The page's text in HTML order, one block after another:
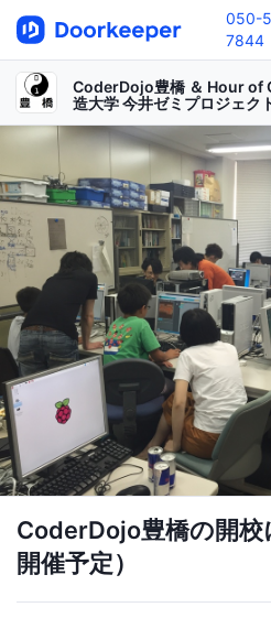
050-
7844
CoderDojo豊橋 ＆ Hour of
造大学 今井ゼミプロジェク
CoderDojo豊橋の開
開催予定）